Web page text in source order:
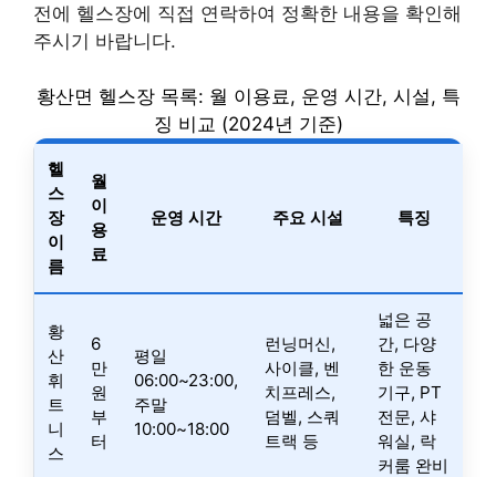
전에 헬스장에 직접 연락하여 정확한 내용을 확인해
주시기 바랍니다.
황산면 헬스장 목록: 월 이용료, 운영 시간, 시설, 특
징 비교 (2024년 기준)
헬
스
장
이
름
월
이
용
료
운영 시간 주요 시설 특징
황
산
휘
트
니
스
6
만
원
부
터
평일
06:00~23:00,
주말
10:00~18:00
런닝머신,
사이클, 벤
치프레스,
덤벨, 스쿼
트랙 등
넓은 공
간, 다양
한 운동
기구, PT
전문, 샤
워실, 락
커룸 완비